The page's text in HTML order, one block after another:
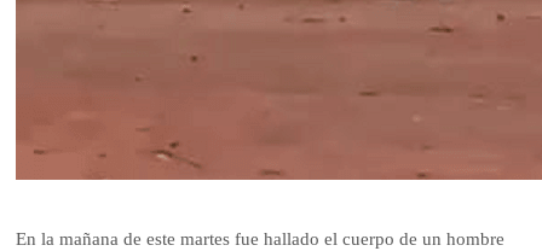
En la mañana de este martes fue hallado el cuerpo de un hombre